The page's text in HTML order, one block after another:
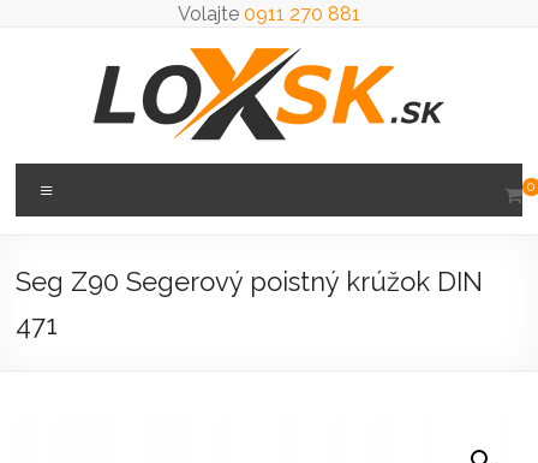
Volajte 0911 270 881
Loxsk
predaj
0
Seg Z90 Segerový poistný krúžok DIN
471